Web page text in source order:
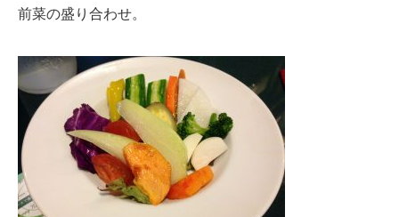
前菜の盛り合わせ。